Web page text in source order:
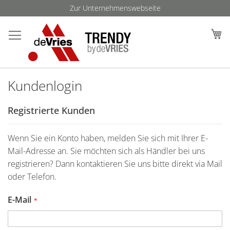
Inhalt
Zur Unternehmenswebseite
Kundenlogin
Registrierte Kunden
Wenn Sie ein Konto haben, melden Sie sich mit Ihrer E-
Mail-Adresse an. Sie möchten sich als Händler bei uns
registrieren? Dann kontaktieren Sie uns bitte direkt via Mail
oder Telefon.
E-Mail